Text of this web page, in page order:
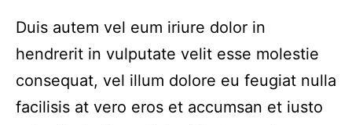
Duis autem vel eum iriure dolor in
hendrerit in vulputate velit esse molestie
consequat, vel illum dolore eu feugiat nulla
facilisis at vero eros et accumsan et iusto